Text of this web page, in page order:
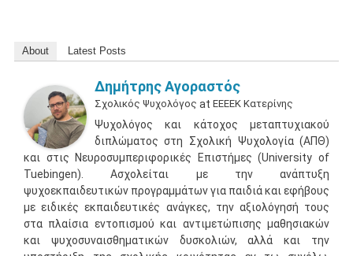
About Latest Posts
Δημήτρης Αγοραστός
Σχολικός Ψυχολόγος at ΕΕΕΕΚ Κατερίνης
Ψυχολόγος και κάτοχος μεταπτυχιακού
διπλώματος στη Σχολική Ψυχολογία (ΑΠΘ)
και στις Νευροσυμπεριφορικές Επιστήμες (University of
Tuebingen). Ασχολείται με την ανάπτυξη
ψυχοεκπαιδευτικών προγραμμάτων για παιδιά και εφήβους
με ειδικές εκπαιδευτικές ανάγκες, την αξιολόγησή τους
στα πλαίσια εντοπισμού και αντιμετώπισης μαθησιακών
και ψυχοσυναισθηματικών δυσκολιών, αλλά και την